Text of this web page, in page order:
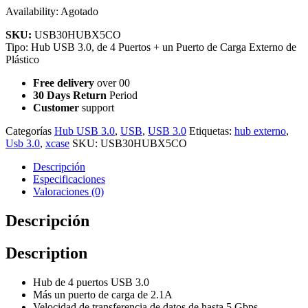
Availability: Agotado
SKU: USB30HUBX5CO
Tipo: Hub USB 3.0, de 4 Puertos + un Puerto de Carga Externo de
Plástico
Free delivery over 00
30 Days Return Period
Customer support
Categorías Hub USB 3.0, USB, USB 3.0 Etiquetas: hub externo,
Usb 3.0, xcase SKU: USB30HUBX5CO
Descripción
Especificaciones
Valoraciones (0)
Descripción
Description
Hub de 4 puertos USB 3.0
Más un puerto de carga de 2.1A